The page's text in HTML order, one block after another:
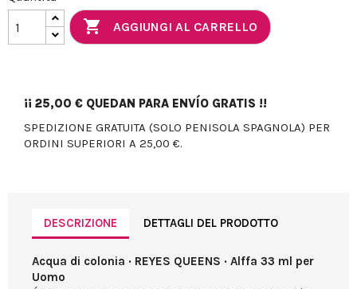
 AGGIUNGI AL CARRELLO
¡¡ 25,00 € QUEDAN PARA ENVÍO GRATIS !!
SPEDIZIONE GRATUITA (SOLO PENISOLA SPAGNOLA) PER
ORDINI SUPERIORI A 25,00 €.
DESCRIZIONE DETTAGLI DEL PRODOTTO
Acqua di colonia · REYES QUEENS · Alffa 33 ml per
Uomo